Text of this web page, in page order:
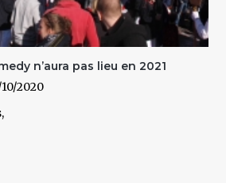
n’aura pas lieu en 2021
2020